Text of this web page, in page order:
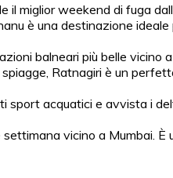
il miglior weekend di fuga
è una destinazione
balneari più belle vicino
Ratnagiri è un
sport acquatici e avvista i
vicino a Mumbai.